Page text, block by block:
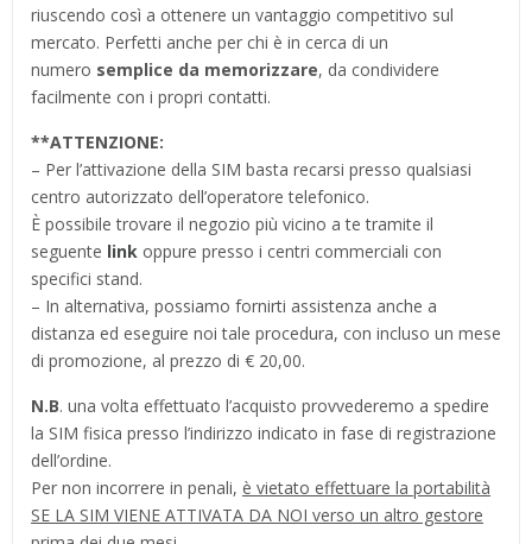
riuscendo così a ottenere un vantaggio competitivo sul
mercato. Perfetti anche per chi è in cerca di un
numero semplice da memorizzare, da condividere
facilmente con i propri contatti.
**ATTENZIONE:
– Per l’attivazione della SIM basta recarsi presso qualsiasi
centro autorizzato dell’operatore telefonico.
È possibile trovare il negozio più vicino a te tramite il
seguente link oppure presso i centri commerciali con
specifici stand.
– In alternativa, possiamo fornirti assistenza anche a
distanza ed eseguire noi tale procedura, con incluso un mese
di promozione, al prezzo di € 20,00.
N.B. una volta effettuato l’acquisto provvederemo a spedire
la SIM fisica presso l’indirizzo indicato in fase di registrazione
dell’ordine.
Per non incorrere in penali, è vietato effettuare la portabilità
SE LA SIM VIENE ATTIVATA DA NOI verso un altro gestore